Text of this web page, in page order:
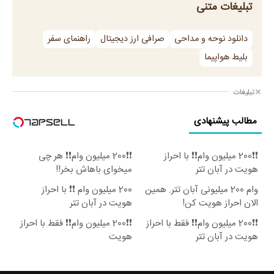
تبلیغات متنی
دانلود نوحه و مداحی صرافی ارز دیجیتال
راهنمای سفر
بلیط هواپیما
تبلیغات
مطالب پیشنهادی
❗❗200 میلیون وام❗❗ با احراز
هویت در آبان تتر
❗❗200 میلیون وام❗❗ هر چی
میخوای باهاش بخر!!
وام 200 میلیونی آبان تتر. همین
الان احراز هویت کن!
200 میلیون وام ❗❗ با احراز
هویت در آبان تتر
❗❗200 میلیون وام❗❗ فقط با احراز
هویت در آبان تتر
❗❗200 میلیون وام❗❗ فقط با احراز
هویت